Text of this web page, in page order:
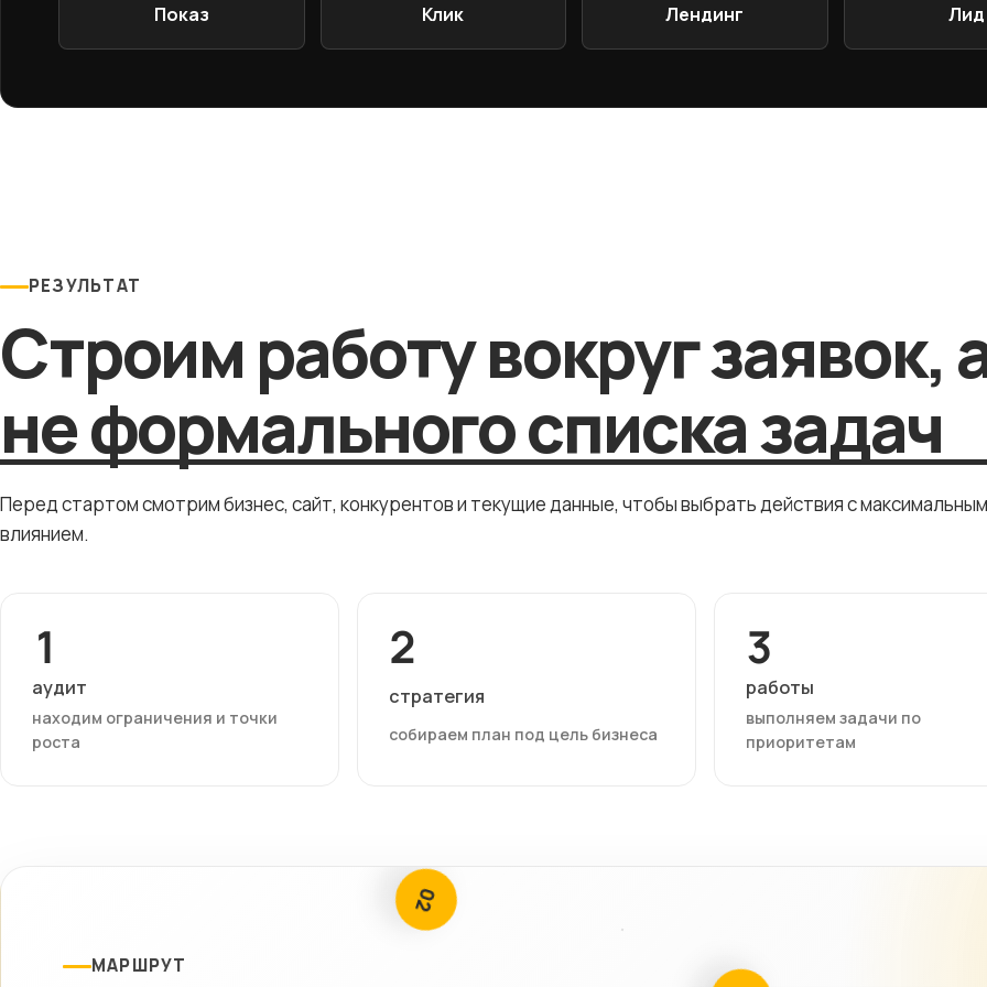
Показ Клик Лендинг Лид
РЕЗУЛЬТАТ
Строим работу вокруг заявок,
не формального списка задач
Перед стартом смотрим бизнес, сайт, конкурентов и текущие данные, чтобы выбрать действия с максимальным
влиянием.
1
аудит
находим ограничения и точки
роста
2
стратегия
собираем план под цель бизнеса
3
работы
выполняем задачи по
приоритетам
МАРШРУТ